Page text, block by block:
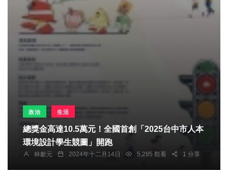
政治 生活
總獎金高達10.5萬元！全國首創「2025台中市人本
環境設計學生競圖」開跑
林獻元 2024年十二月14日 5,285 觀看 1 分享